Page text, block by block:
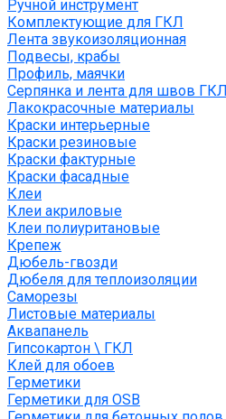
Ручной инструмент
Комплектующие для ГКЛ
Лента звукоизоляционная
Подвесы, крабы
Профиль, маячки
Серпянка и лента для швов ГКЛ
Лакокрасочные материалы
Краски интерьерные
Краски резиновые
Краски фактурные
Краски фасадные
Клеи
Клеи акриловые
Клеи полиуритановые
Крепеж
Дюбель-гвозди
Дюбеля для теплоизоляции
Саморезы
Листовые материалы
Аквапанель
Гипсокартон \ ГКЛ
Клей для обоев
Герметики
Герметики для OSB